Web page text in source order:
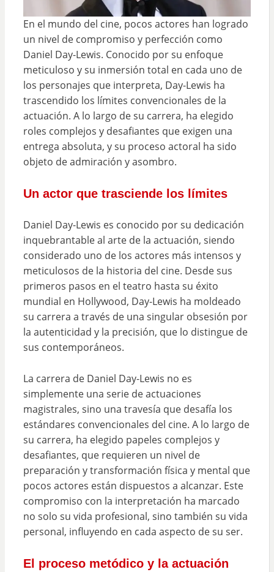
En el mundo del cine, pocos actores han logrado
un nivel de compromiso y perfección como
Daniel Day-Lewis. Conocido por su enfoque
meticuloso y su inmersión total en cada uno de
los personajes que interpreta, Day-Lewis ha
trascendido los límites convencionales de la
actuación. A lo largo de su carrera, ha elegido
roles complejos y desafiantes que exigen una
entrega absoluta, y su proceso actoral ha sido
objeto de admiración y asombro.
Un actor que trasciende los límites
Daniel Day-Lewis es conocido por su dedicación
inquebrantable al arte de la actuación, siendo
considerado uno de los actores más intensos y
meticulosos de la historia del cine. Desde sus
primeros pasos en el teatro hasta su éxito
mundial en Hollywood, Day-Lewis ha moldeado
su carrera a través de una singular obsesión por
la autenticidad y la precisión, que lo distingue de
sus contemporáneos.
La carrera de Daniel Day-Lewis no es
simplemente una serie de actuaciones
magistrales, sino una travesía que desafía los
estándares convencionales del cine. A lo largo de
su carrera, ha elegido papeles complejos y
desafiantes, que requieren un nivel de
preparación y transformación física y mental que
pocos actores están dispuestos a alcanzar. Este
compromiso con la interpretación ha marcado
no solo su vida profesional, sino también su vida
personal, influyendo en cada aspecto de su ser.
El proceso metódico y la actuación